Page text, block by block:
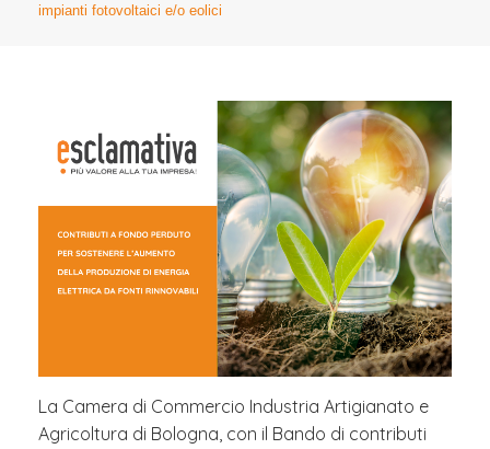
impianti fotovoltaici e/o eolici
La Camera di Commercio Industria Artigianato e
Agricoltura di Bologna, con il Bando di contributi